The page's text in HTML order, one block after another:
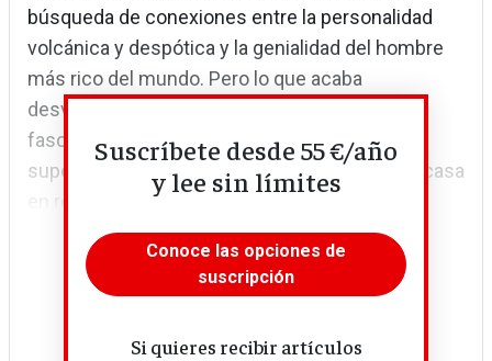
búsqueda de conexiones entre la personalidad
volcánica y despótica y la genialidad del hombre
más rico del mundo. Pero lo que acaba
desvelando, incluso sin abandonar nunca la
fascinación por el personaje, es que el
superpoder de los supuestos superhombres casa
en realidad muy mal con la democracia.
Suscríbete desde 55 €/año
y lee sin límites
Conoce las opciones de
suscripción
Si quieres recibir artículos